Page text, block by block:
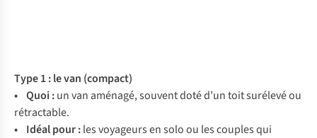
Type 1 : le van (compact)
• Quoi :un van aménagé, souvent doté d’un toit surélevé ou
rétractable.
• Idéal pour :les voyageurs en solo ou les couples qui